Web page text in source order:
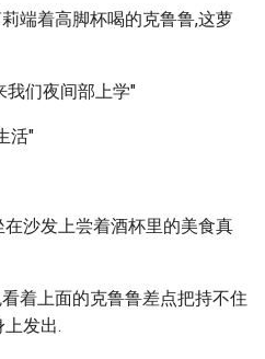
端着高脚杯喝的克鲁鲁,这萝
我们夜间部上学"
活"
沙发上尝着酒杯里的美食真
着上面的克鲁鲁差点把持不住
发出.